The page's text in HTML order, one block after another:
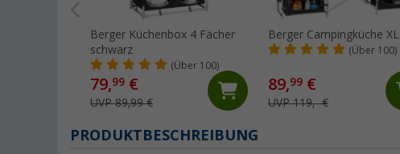
Berger Küchenbox 4 Fächer
schwarz
(Über 100)
79,99 €
UVP 89,99 €
Berger Campingküche XL
(Über 100)
89,99 €
UVP 119,- €
PRODUKTBESCHREIBUNG